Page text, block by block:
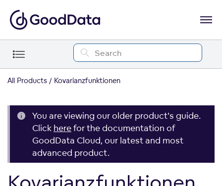
All Products Kovarianzfunktionen
You are viewing our older product's guide.
Click herefor the documentation of
GoodData Cloud, our latest and most
advanced product.